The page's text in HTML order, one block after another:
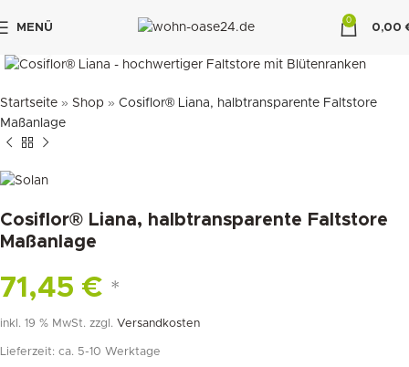
MENÜ
0
0,00
Startseite » Shop » Cosiflor® Liana, halbtransparente Faltstore
Maßanlage
Cosiflor® Liana, halbtransparente Faltstore
Maßanlage
71,45 € *
inkl. 19 % MwSt. zzgl. Versandkosten
Lieferzeit: ca. 5-10 Werktage